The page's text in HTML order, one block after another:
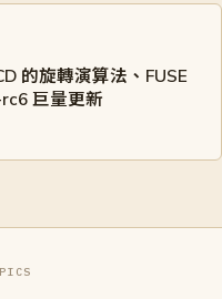
的旋轉演算法、FUSE
巨量更新